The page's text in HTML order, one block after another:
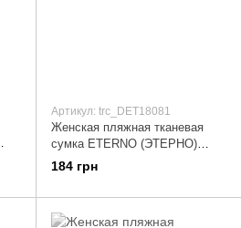
Артикул: trc_DET18081
Женская пляжная тканевая
сумка ETERNO (ЭТЕРНО)
DET1808-1 Серый
184 грн